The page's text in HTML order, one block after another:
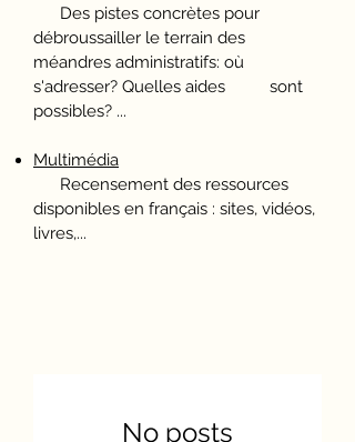
Des pistes concrètes pour
débroussailler le terrain des
méandres administratifs: où
s'adresser? Quelles aides sont
possibles? ...
Multimédia
Recensement des ressources
disponibles en français : sites, vidéos,
livres,...
No posts